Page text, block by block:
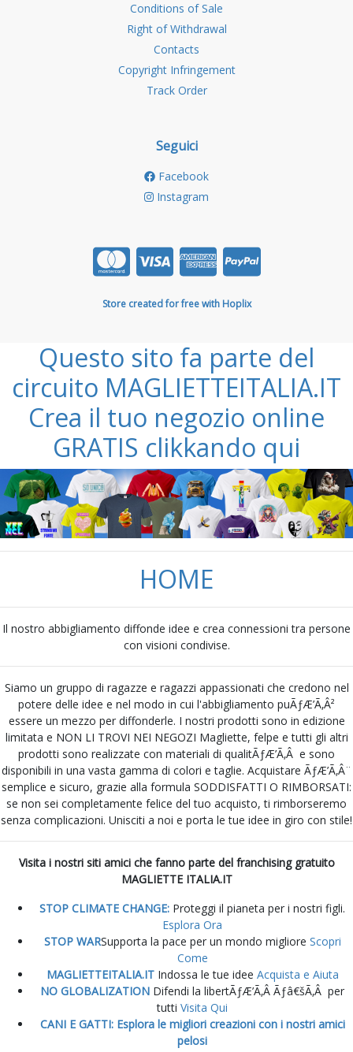
Conditions of Sale
Right of Withdrawal
Contacts
Copyright Infringement
Track Order
Seguici
Facebook
Instagram
Store created for free with Hoplix
Questo sito fa parte del
circuito MAGLIETTEITALIA.IT
Crea il tuo negozio online
GRATIS clikkando qui
HOME
Il nostro abbigliamento diffonde idee e crea connessioni tra persone
con visioni condivise.
Siamo un gruppo di ragazze e ragazzi appassionati che credono nel
potere delle idee e nel modo in cui l'abbigliamento puÃƒÆ’Ã‚Â²
essere un mezzo per diffonderle. I nostri prodotti sono in edizione
limitata e NON LI TROVI NEI NEGOZI Magliette, felpe e tutti gli altri
prodotti sono realizzate con materiali di qualitÃƒÆ’Ã‚Â e sono
disponibili in una vasta gamma di colori e taglie. Acquistare ÃƒÆ’Ã‚Â¨
semplice e sicuro, grazie alla formula SODDISFATTI O RIMBORSATI:
se non sei completamente felice del tuo acquisto, ti rimborseremo
senza complicazioni. Unisciti a noi e porta le tue idee in giro con stile!
Visita i nostri siti amici che fanno parte del franchising gratuito
MAGLIETTE ITALIA.IT
STOP CLIMATE CHANGE: Proteggi il pianeta per i nostri figli.
Esplora Ora
STOP WARSupporta la pace per un mondo migliore Scopri
Come
MAGLIETTEITALIA.ITIndossa le tue idee Acquista e Aiuta
NO GLOBALIZATION Difendi la libertÃƒÆ’Ã‚Â Ãƒâ€šÃ‚Â per
tutti Visita Qui
CANI E GATTI: Esplora le migliori creazioni con i nostri amici
pelosi